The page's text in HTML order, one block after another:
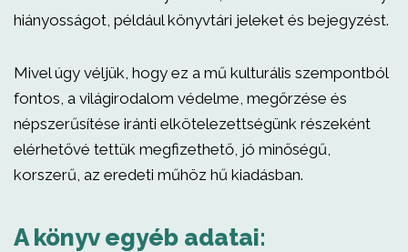
hiányosságot, például könyvtári jeleket és bejegyzést.
Mivel úgy véljük, hogy ez a mű kulturális szempontból
fontos, a világirodalom védelme, megőrzése és
népszerűsítése iránti elkötelezettségünk részeként
elérhetővé tettük megfizethető, jó minőségű,
korszerű, az eredeti műhöz hű kiadásban.
A könyv egyéb adatai: